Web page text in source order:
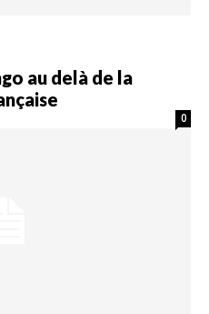
au delà de la
0